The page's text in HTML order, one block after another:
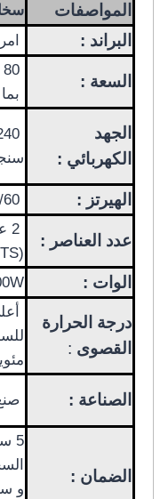
المواصفات
البراند :
السعة :
بما
الجهد
الكهربائي :
الهيرتز :
عدد العناصر :
(ELEMENTS)
الوات :
درجة الحرارة
القصوى :
الصناعة :
الضمان :
و